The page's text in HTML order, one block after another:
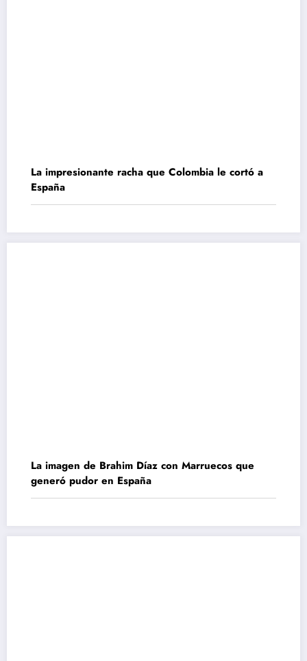
La impresionante racha que Colombia le cortó a
España
La imagen de Brahim Díaz con Marruecos que
generó pudor en España